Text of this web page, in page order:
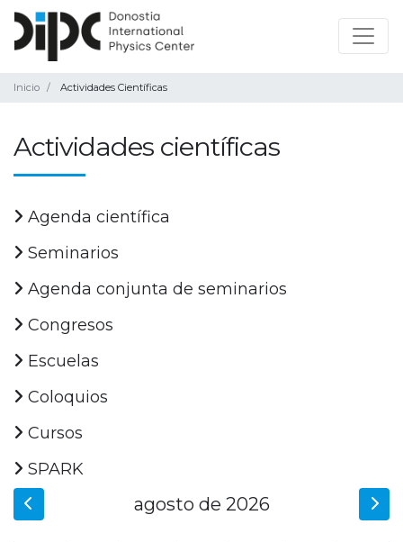
Inicio Actividades Científicas
Actividades científicas
Agenda científica
Seminarios
Agenda conjunta de seminarios
Congresos
Escuelas
Coloquios
Cursos
SPARK
agosto de 2026